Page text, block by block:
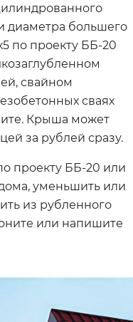
диаметра большего
по проекту ББ-20
свайном
сваях
Крыша может
за рублей сразу.
проекту ББ-20 или
уменьшить или
из рубленного
или напишите